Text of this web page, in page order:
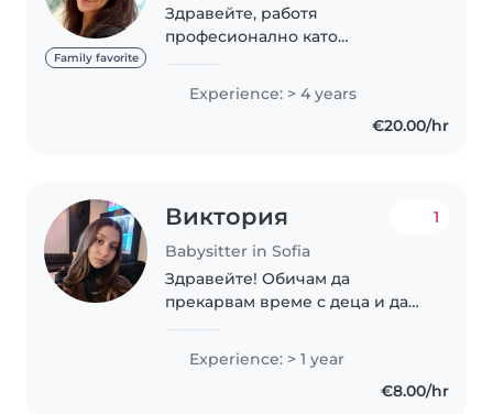
Family favorite
Здравейте, работя
професионално като
години, грижила съм се за деца
от едномесечна до
десетгодишна възраст, имам и
Experience: > 4 years
€20.00/hr
Виктория
Babysitter in Sofia
1
Здравейте! Обичам да
прекарвам време с деца и да
сигурна среда за тях. Изучавам
психология и това ми дава
възможност за по-дълбоко
Experience: > 1 year
€8.00/hr